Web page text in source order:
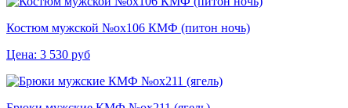
Костюм мужской №ох106 КМФ (питон ночь)
Цена: 3 530 руб